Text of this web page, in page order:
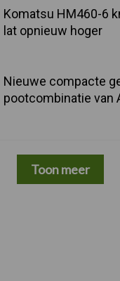
Komatsu HM460-6
lat opnieuw hoger
Nieuwe compacte
pootcombinatie van
Toon meer